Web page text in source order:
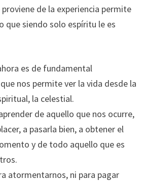
de la experiencia permite
que siendo solo espíritu le es
es de fundamental
nos permite ver la vida desde la
la celestial.
de aquello que nos ocurre,
a pasarla bien, a obtener el
y de todo aquello que es
atormentarnos, ni para pagar